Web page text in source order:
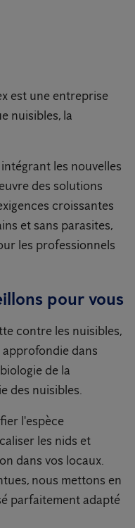
est une entreprise
nuisibles, la
les nouvelles
des solutions
croissantes
et sans parasites,
les professionnels
pour vous
contre les nuisibles,
dans
de la
des nuisibles.
l'espèce
les nids et
dans vos locaux.
nous mettons en
parfaitement adapté